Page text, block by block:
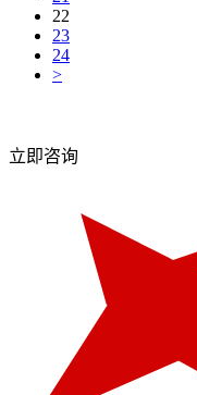
22
23
24
>
立即咨询